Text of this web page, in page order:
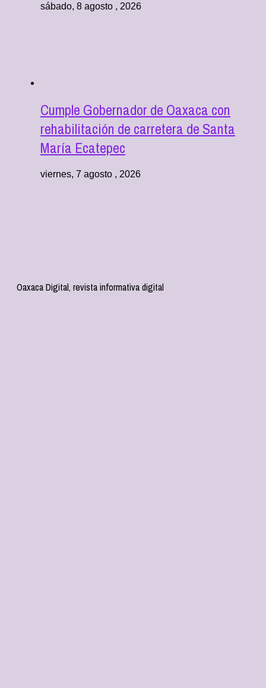
sábado, 8 agosto , 2026
Cumple Gobernador de Oaxaca con
rehabilitación de carretera de Santa
María Ecatepec
viernes, 7 agosto , 2026
Oaxaca Digital, revista informativa digital